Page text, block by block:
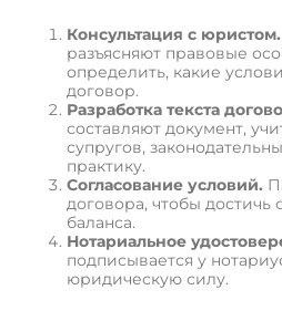
Консультация с юристом.
разъясняют правовые
определить, какие
договор.
Разработка текста
составляют документ,
супругов,
практику.
Согласование условий.
договора, чтобы достичь
баланса.
Нотариальное
подписывается у
юридическую силу.